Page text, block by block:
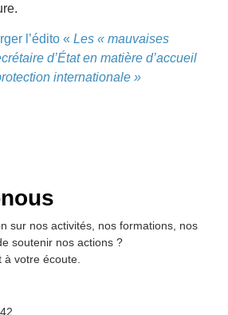
l’édito « Les « mauvaises
d’État en matière d’accueil
internationale »
sur nos activités, nos formations, nos
soutenir nos actions ?
à votre écoute.